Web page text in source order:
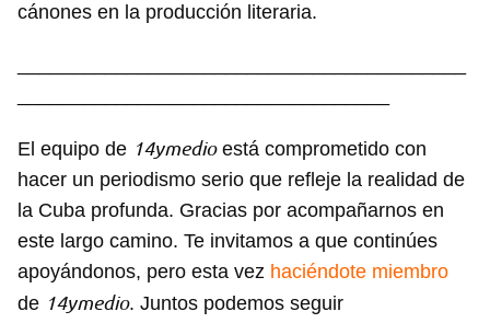
cánones en la producción literaria.
El equipo de 14ymedioestá comprometido con
hacer un periodismo serio que refleje la realidad de
la Cuba profunda. Gracias por acompañarnos en
este largo camino. Te invitamos a que continúes
apoyándonos, pero esta vez haciéndote miembro
de 14ymedio. Juntos podemos seguir